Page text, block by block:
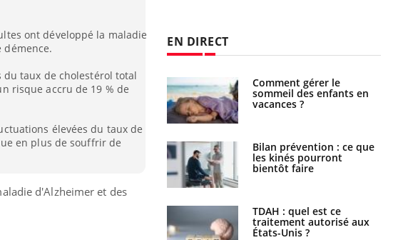
ont développé la maladie
taux de cholestérol total
risque accru de 19 % de
élevées du taux de
en plus de souffrir de
d'Alzheimer et des
EN DIRECT
Mordue par un
barracuda, une petite fille
Légionellose en Suisse :
Comment gérer le
sommeil des enfants en
vacances ?
Bilan prévention : ce que
les kinés pourront
bientôt faire
TDAH : quel est ce
traitement autorisé aux
États-Unis ?